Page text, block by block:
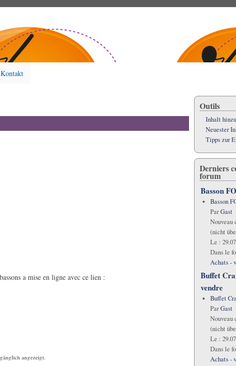
Kontakt
a mise en ligne avec ce lien :
angezeigt.
Outils
Inhalt
Neuester
Tipps zur
Derniers
forum
Basson
Basson
ParGast
Nouveau
(nicht
Le :
Dans le
Achats -
Buffet
vendre
Buffet
ParGast
Nouveau
(nicht
Le :
Dans le
Achats -